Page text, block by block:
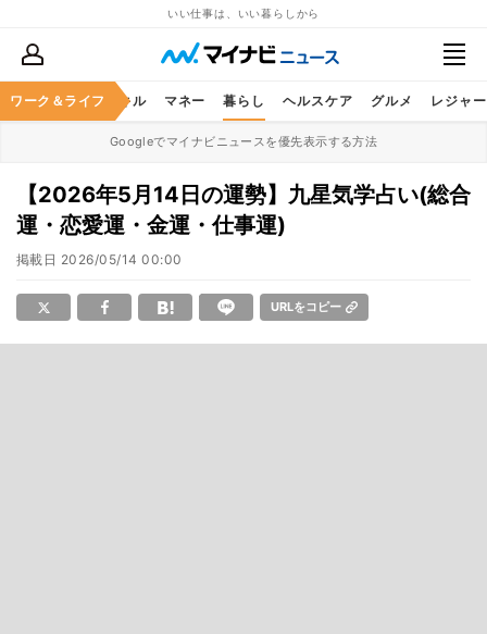
いい仕事は、いい暮らしから
ワーク＆ライフ
ア ビジネススキル マネー 暮らし ヘルスケア グルメ レジャー
Googleでマイナビニュースを優先表示する方法
【2026年5月14日の運勢】九星気学占い(総合
運・恋愛運・金運・仕事運)
掲載日 2026/05/14 00:00
URLをコピー